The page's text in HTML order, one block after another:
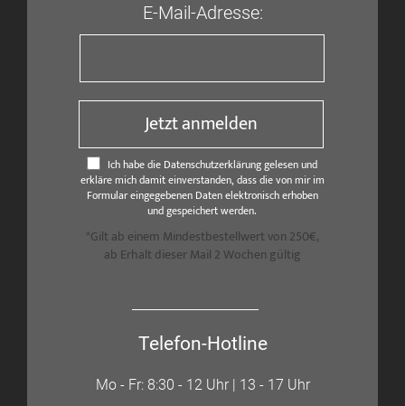
E-Mail-Adresse:
Jetzt anmelden
Ich habe die Datenschutzerklärung gelesen und
erkläre mich damit einverstanden, dass die von mir im
Formular eingegebenen Daten elektronisch erhoben
und gespeichert werden.
*Gilt ab einem Mindestbestellwert von 250€,
ab Erhalt dieser Mail 2 Wochen gültig
Telefon-Hotline
Mo - Fr: 8:30 - 12 Uhr | 13 - 17 Uhr